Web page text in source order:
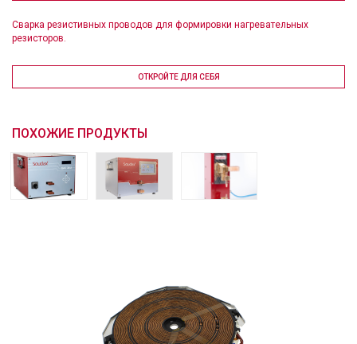
Сварка резистивных проводов для формировки нагревательных
резисторов.
ОТКРОЙТЕ ДЛЯ СЕБЯ
ПОХОЖИЕ ПРОДУКТЫ